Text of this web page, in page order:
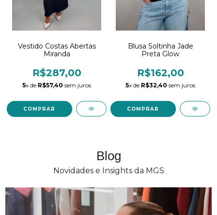
Vestido Costas Abertas
Miranda
R$287,00
5x de R$57,40 sem juros
COMPRAR
Blusa Soltinha Jade
Preta Glow
R$162,00
5x de R$32,40 sem juros
COMPRAR
Blog
Novidades e Insights da MGS